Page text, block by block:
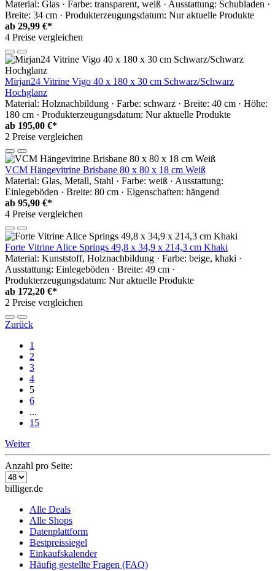
Material: Glas · Farbe: transparent, weiß · Ausstattung: Schubladen ·
Breite: 34 cm · Produkterzeugungsdatum: Nur aktuelle Produkte
ab 29,99 €*
4 Preise vergleichen
Mirjan24 Vitrine Vigo 40 x 180 x 30 cm Schwarz/Schwarz
Hochglanz
Material: Holznachbildung · Farbe: schwarz · Breite: 40 cm · Höhe:
180 cm · Produkterzeugungsdatum: Nur aktuelle Produkte
ab 195,00 €*
2 Preise vergleichen
VCM Hängevitrine Brisbane 80 x 80 x 18 cm Weiß
Material: Glas, Metall, Stahl · Farbe: weiß · Ausstattung:
Einlegeböden · Breite: 80 cm · Eigenschaften: hängend
ab 95,90 €*
4 Preise vergleichen
Forte Vitrine Alice Springs 49,8 x 34,9 x 214,3 cm Khaki
Material: Kunststoff, Holznachbildung · Farbe: beige, khaki ·
Ausstattung: Einlegeböden · Breite: 49 cm ·
Produkterzeugungsdatum: Nur aktuelle Produkte
ab 172,20 €*
2 Preise vergleichen
Zurück
1
2
3
4
5
6
...
15
Weiter
Anzahl pro Seite:
billiger.de
Alle Deals
Alle Shops
Datenplattform
Bestpreissiegel
Einkaufskalender
Häufig gestellte Fragen (FAQ)